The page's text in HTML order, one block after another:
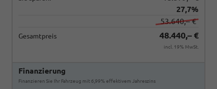
27,7%
53.640,– €
Gesamtpreis 48.440,– €
incl. 19% MwSt.
Finanzierung
Finanzieren Sie Ihr Fahrzeug mit 6,99% effektivem Jahreszins